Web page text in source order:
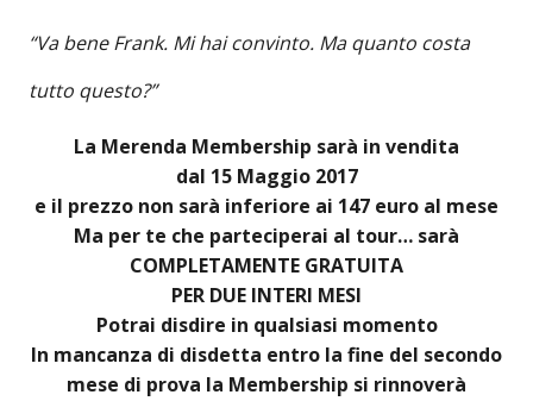
“Va bene Frank. Mi hai convinto. Ma quanto costa
tutto questo?”
La Merenda Membership sarà in vendita
dal 15 Maggio 2017
e il prezzo non sarà inferiore ai 147 euro al mese
Ma per te che parteciperai al tour… sarà
COMPLETAMENTE GRATUITA
PER DUE INTERI MESI
Potrai disdire in qualsiasi momento
In mancanza di disdetta entro la fine del secondo
mese di prova la Membership si rinnoverà